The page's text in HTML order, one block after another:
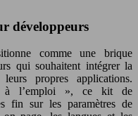
développeurs
comme une brique
qui souhaitent intégrer la
propres applications.
à l’emploi », ce kit de
fin sur les paramètres de